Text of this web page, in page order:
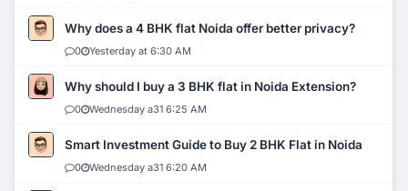
Why does a 4 BHK flat Noida offer better privacy?
0 Yesterday at 6:30 AM
Why should I buy a 3 BHK flat in Noida Extension?
0 Wednesday a31 6:25 AM
Smart Investment Guide to Buy 2 BHK Flat in Noida
0 Wednesday a31 6:20 AM